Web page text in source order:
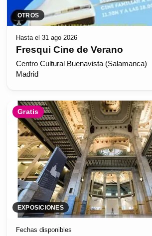
OTROS
Hasta el 31 ago 2026
Fresqui Cine de Verano
Centro Cultural Buenavista (Salamanca)
Madrid
Gratis
EXPOSICIONES
Fechas disponibles